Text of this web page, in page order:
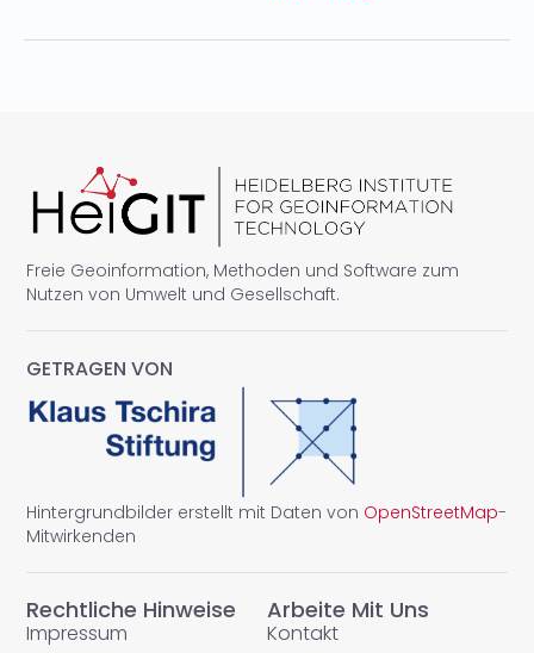
Freie Geoinformation, Methoden und Software zum
Nutzen von Umwelt und Gesellschaft.
Rechtliche Hinweise
Impressum
Arbeite Mit Uns
Kontakt
GETRAGEN VON
Hintergrundbilder erstellt mit Daten von OpenStreetMap-
Mitwirkenden